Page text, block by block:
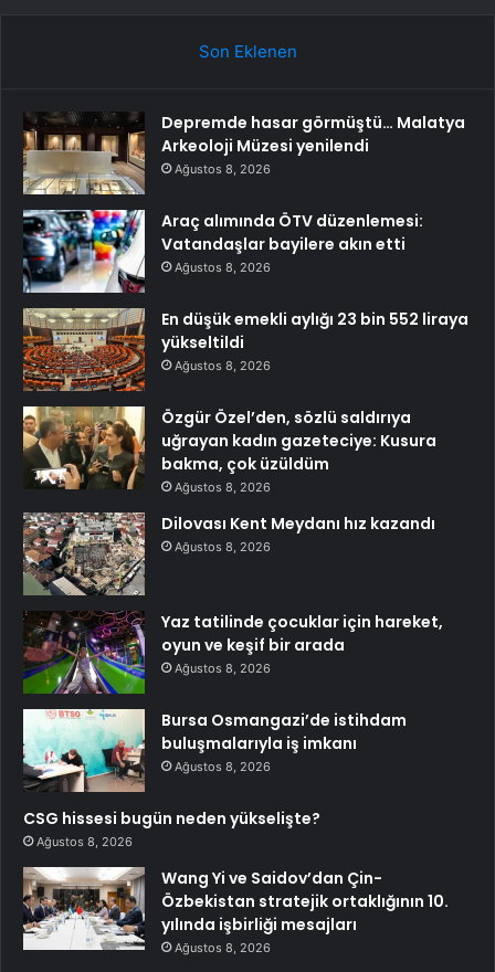
Son Eklenen
Depremde hasar görmüştü… Malatya
Arkeoloji Müzesi yenilendi
Ağustos 8, 2026
Araç alımında ÖTV düzenlemesi:
Vatandaşlar bayilere akın etti
Ağustos 8, 2026
En düşük emekli aylığı 23 bin 552 liraya
yükseltildi
Ağustos 8, 2026
Özgür Özel’den, sözlü saldırıya
uğrayan kadın gazeteciye: Kusura
bakma, çok üzüldüm
Ağustos 8, 2026
Dilovası Kent Meydanı hız kazandı
Ağustos 8, 2026
Yaz tatilinde çocuklar için hareket,
oyun ve keşif bir arada
Ağustos 8, 2026
Bursa Osmangazi’de istihdam
buluşmalarıyla iş imkanı
Ağustos 8, 2026
CSG hissesi bugün neden yükselişte?
Ağustos 8, 2026
Wang Yi ve Saidov’dan Çin-
Özbekistan stratejik ortaklığının 10.
yılında işbirliği mesajları
Ağustos 8, 2026